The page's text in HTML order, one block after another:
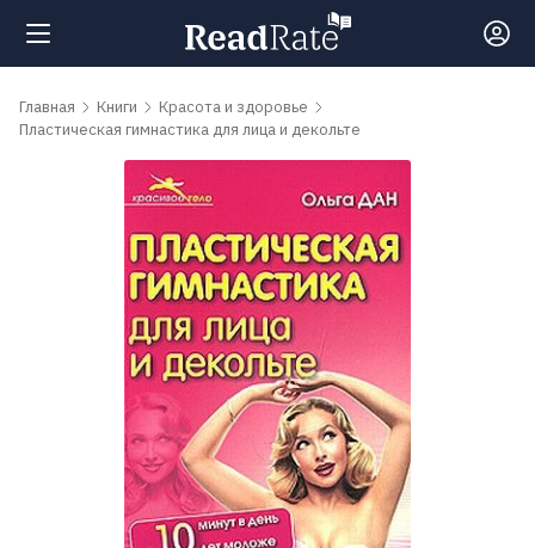
Поиск
Рейтинги
обсуждаемые
Главная Книги
Красота и здоровье
Пластическая гимнастика для лица и декольте